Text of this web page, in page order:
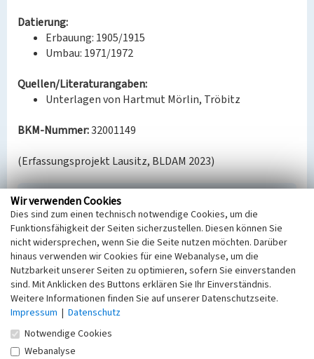
Datierung:
Erbauung: 1905/1915
Umbau: 1971/1972
Quellen/Literaturangaben:
Unterlagen von Hartmut Mörlin, Tröbitz
BKM-Nummer:32001149
(Erfassungsprojekt Lausitz, BLDAM 2023)
Gasthof zur Grube Hansa
Schlagwörter
Ort
Tröbitz
Fachsicht(en)
Denkmalpflege
Erfassungsmaßstab
Keine Angabe
Erfassungsmethode
Übernahme aus externer Fachdatenbank
Wir verwenden Cookies
Dies sind zum einen technisch notwendige Cookies, um die
Funktionsfähigkeit der Seiten sicherzustellen. Diesen können Sie
nicht widersprechen, wenn Sie die Seite nutzen möchten. Darüber
hinaus verwenden wir Cookies für eine Webanalyse, um die
Nutzbarkeit unserer Seiten zu optimieren, sofern Sie einverstanden
sind. Mit Anklicken des Buttons erklären Sie Ihr Einverständnis.
Weitere Informationen finden Sie auf unserer Datenschutzseite.
Impressum | Datenschutz
Notwendige Cookies
Webanalyse